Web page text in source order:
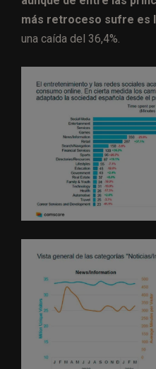
más retroceso sufre es
una caída del 36,4%.